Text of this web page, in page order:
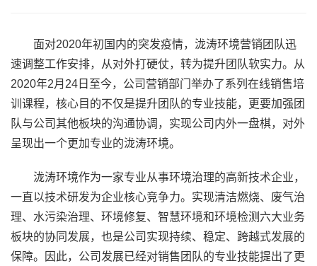
面对2020年初国内的突发疫情，泷涛环境营销团队迅
速调整工作安排，从对外打硬仗，转为提升团队软实力。从
2020年2月24日至今，公司营销部门举办了系列在线销售培
训课程，核心目的不仅是提升团队的专业技能，更要加强团
队与公司其他板块的沟通协调，实现公司内外一盘棋，对外
呈现出一个更加专业的泷涛环境。
泷涛环境作为一家专业从事环境治理的高新技术企业，
一直以技术研发为企业核心竞争力。实现清洁燃烧、废气治
理、水污染治理、环境修复、智慧环境和环境检测六大业务
板块的协同发展，也是公司实现持续、稳定、跨越式发展的
保障。因此，公司发展已经对销售团队的专业技能提出了更